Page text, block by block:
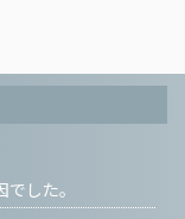
した。